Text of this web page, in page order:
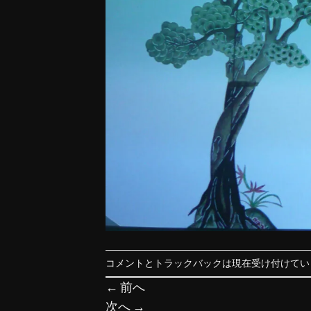
コメントとトラックバックは現在受け付けて
← 前へ
次へ →